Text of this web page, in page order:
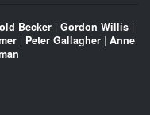
Becker | Gordon Willis |
| Peter Gallagher | Anne